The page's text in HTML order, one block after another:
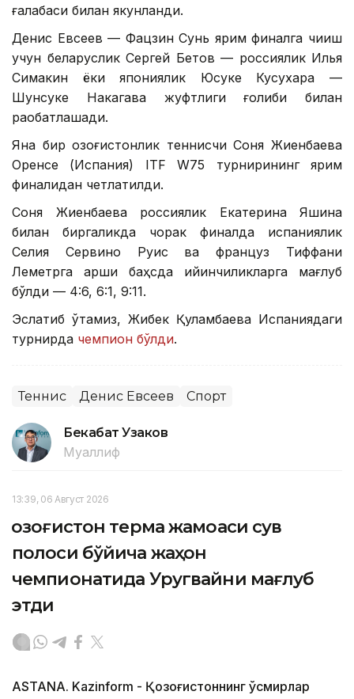
ғалабаси билан якунланди.
Денис Евсеев — Фацзин Сунь ярим финалга чиқиш
учун беларуслик Сергей Бетов — россиялик Илья
Симакин ёки япониялик Юсуке Кусухара —
Шунсуке Накагава жуфтлиги ғолиби билан
рақобатлашади.
Яна бир қозоғистонлик теннисчи Соня Жиенбаева
Оренсе (Испания) ITF W75 турнирининг ярим
финалидан четлатилди.
Соня Жиенбаева россиялик Екатерина Яшина
билан биргаликда чорак финалда испаниялик
Селия Сервино Руис ва француз Тиффани
Леметрга қарши баҳсда қийинчиликларга мағлуб
бўлди — 4:6, 6:1, 9:11.
Эслатиб ўтамиз, Жибек Қуламбаева Испаниядаги
турнирда чемпион бўлди.
Теннис Денис Евсеев Спорт
Бекабат Узаков
Муаллиф
13:39, 06 Август 2026
Қозоғистон терма жамоаси сув
полоси бўйича жаҳон
чемпионатида Уругвайни мағлуб
этди
ASTANA. Kazinform - Қозоғистоннинг ўсмирлар